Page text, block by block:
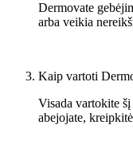
Dermovate
arba veikia
Kaip vartoti
Visada vartokite
abejojate,